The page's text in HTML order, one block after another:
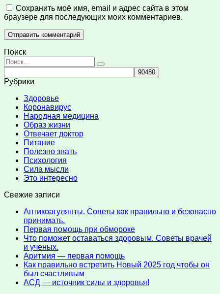
Сохранить моё имя, email и адрес сайта в этом
браузере для последующих моих комментариев.
Поиск
Search
for:
Рубрики
Здоровье
Коронавирус
Народная медицина
Образ жизни
Отвечает доктор
Питание
Полезно знать
Психология
Сила мысли
Это интересно
Свежие записи
Антикоагулянты. Советы как правильно и безопасно
принимать.
Первая помощь при обмороке
Что поможет оставаться здоровым. Советы врачей
и ученых.
Аритмия — первая помощь
Как правильно встретить Новый 2025 год чтобы он
был счастливым
АСД — источник силы и здоровья!